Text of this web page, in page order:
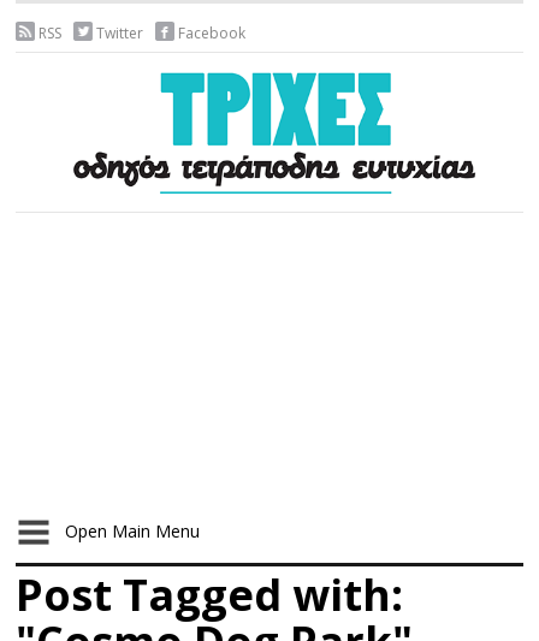
RSS Twitter Facebook
Open Main Menu
Post Tagged with: